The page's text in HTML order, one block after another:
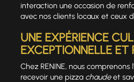
interaction une occasion de
avec nos clients locaux et ceux
UNE EXPÉRIENCE
EXCEPTIONNELLE ET
Chez RENINE, nous
recevoir une pizza chaudeet